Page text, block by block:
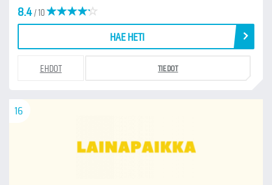
8.4/ 10
HAE HETI
EHDOT TIEDOT
16